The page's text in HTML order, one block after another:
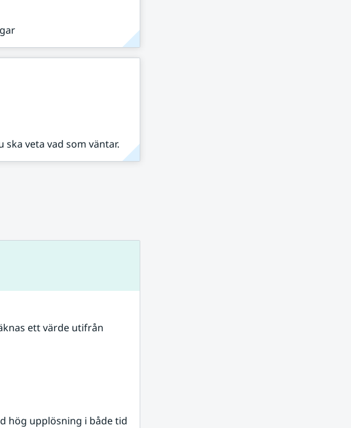
veta vad som väntar.
ett värde utifrån
hög upplösning i både tid